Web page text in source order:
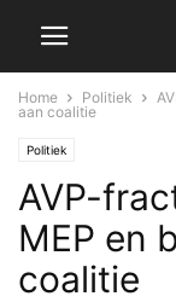
Home Politiek
aan coalitie
Politiek
AVP-
MEP en
coalitie